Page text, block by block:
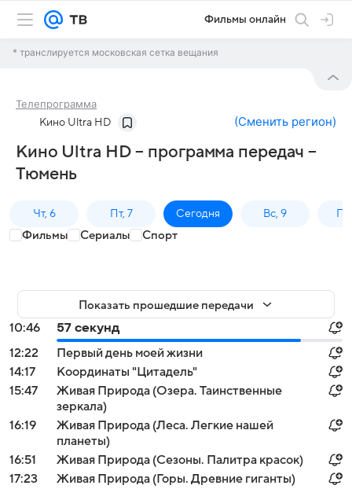
Фильмы онлайн
* транслируется московская сетка вещания
Телепрограмма
Кино Ultra HD (Сменить регион)
Кино Ultra HD – программа передач –
Тюмень
Чт, 6 Пт, 7 Сегодня Вс, 9
Фильмы Сериалы Спорт
Показать прошедшие передачи
10:46
57 секунд
12:22
Первый день моей жизни
14:17
Координаты "Цитадель"
15:47
Живая Природа (Озера. Таинственные
зеркала)
16:19
Живая Природа (Леса. Легкие нашей
планеты)
16:51
Живая Природа (Сезоны. Палитра красок)
17:23
Живая Природа (Горы. Древние гиганты)